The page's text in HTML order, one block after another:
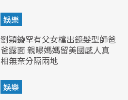
娛樂
劉穎鏇罕有父女檔出鏡髮型師爸
爸露面 親曝媽媽留美國感人真
相無奈分隔兩地
娛樂